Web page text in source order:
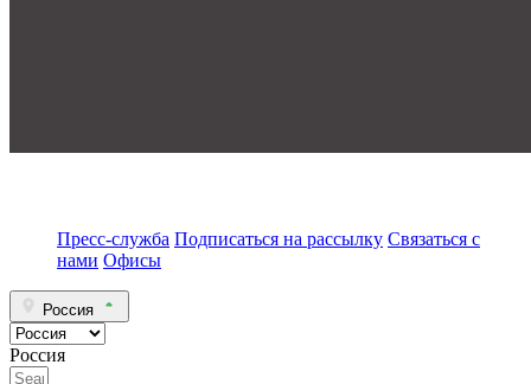
Пресс-служба Подписаться на рассылку Связаться с
нами Офисы
Россия
Россия